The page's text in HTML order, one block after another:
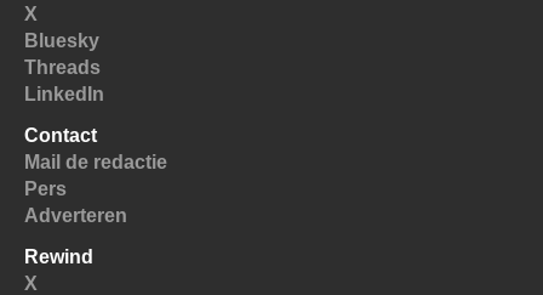
X
Bluesky
Threads
LinkedIn
Contact
Mail de redactie
Pers
Adverteren
Rewind
X